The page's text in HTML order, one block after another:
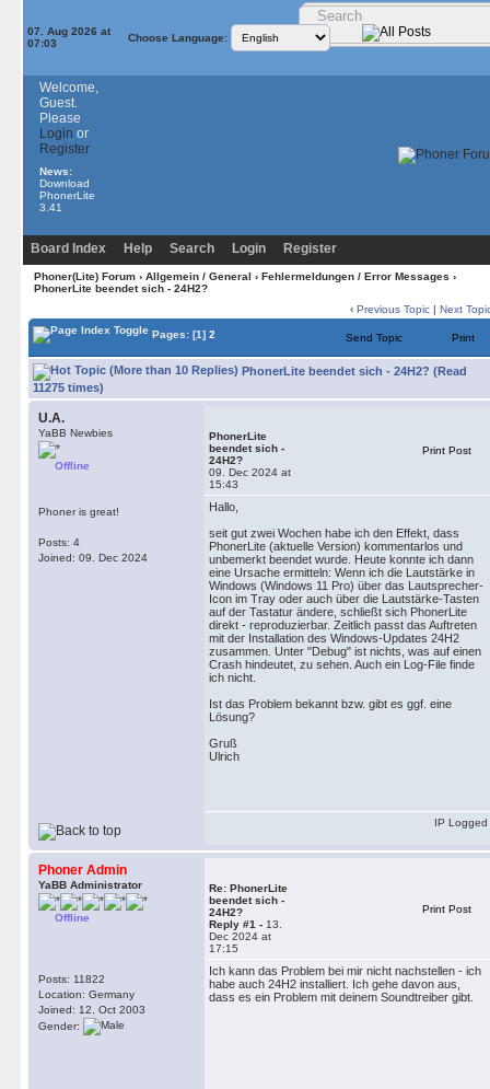
07. Aug 2026 at
07:03
Choose Language:
Welcome,
Guest.
Please
Login or
Register
News:
Download
PhonerLite
3.41
Board Index Help Search Login Register
Phoner(Lite) Forum› Allgemein / General › Fehlermeldungen / Error Messages ›
PhonerLite beendet sich - 24H2?
‹ Previous Topic | Next
Pages: [1] 2 Send Topic Print
PhonerLite beendet sich - 24H2? (Read
11275 times)
U.A.
YaBB Newbies
Offline
Phoner is great!
Posts: 4
Joined: 09. Dec 2024
PhonerLite
beendet sich -
24H2?
09. Dec 2024 at
15:43
Print Post
Hallo,
seit gut zwei Wochen habe ich den Effekt, dass
PhonerLite (aktuelle Version) kommentarlos und
unbemerkt beendet wurde. Heute konnte ich dann
eine Ursache ermitteln: Wenn ich die Lautstärke in
Windows (Windows 11 Pro) über das Lautsprecher-
Icon im Tray oder auch über die Lautstärke-Tasten
auf der Tastatur ändere, schließt sich PhonerLite
direkt - reproduzierbar. Zeitlich passt das Auftreten
mit der Installation des Windows-Updates 24H2
zusammen. Unter "Debug" ist nichts, was auf einen
Crash hindeutet, zu sehen. Auch ein Log-File finde
ich nicht.
Ist das Problem bekannt bzw. gibt es ggf. eine
Lösung?
Gruß
Ulrich
IP Logged
Phoner Admin
YaBB Administrator
Offline
Posts: 11822
Location: Germany
Joined: 12. Oct 2003
Gender:
Re: PhonerLite
beendet sich -
24H2?
Reply #1 - 13.
Dec 2024 at
17:15
Print Post
Ich kann das Problem bei mir nicht nachstellen - ich
habe auch 24H2 installiert. Ich gehe davon aus,
dass es ein Problem mit deinem Soundtreiber gibt.